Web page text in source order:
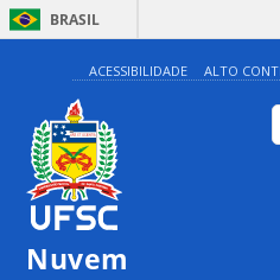
BRASIL
ACESSIBILIDADE ALTO
Nuvem